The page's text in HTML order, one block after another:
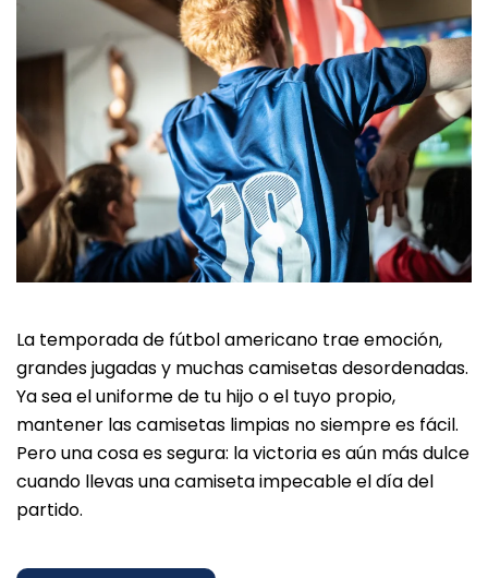
La temporada de fútbol americano trae emoción,
grandes jugadas y muchas camisetas desordenadas.
Ya sea el uniforme de tu hijo o el tuyo propio,
mantener las camisetas limpias no siempre es fácil.
Pero una cosa es segura: la victoria es aún más dulce
cuando llevas una camiseta impecable el día del
partido.